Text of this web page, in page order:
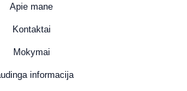
Apie mane
Kontaktai
Mokymai
informacija